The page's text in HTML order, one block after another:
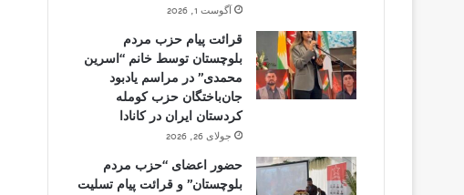
آگوست 1, 2026
قرائت پیام حزب مردم
بلوچستان توسط خانم “اسرین
محمدی” در مراسم یادبود
جان‌باختگان حزب کومله
کردستان ایران در کانادا
جولای 26, 2026
حضور اعضای “حزب مردم
بلوچستان” و قرائت پیام تسلیت